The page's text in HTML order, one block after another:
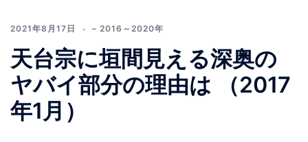
2021年8月17日 – 2016～2020年
天台宗に垣間見える深奥の
ヤバイ部分の理由は （2017
年1月）